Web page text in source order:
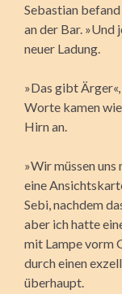
Sebastian
an der Bar. »Und
neuer Ladung.
»Das gibt
Worte kamen
Hirn an.
»Wir müssen
eine
Sebi, nachdem
aber ich hatte
mit Lampe vorm
durch einen
überhaupt.